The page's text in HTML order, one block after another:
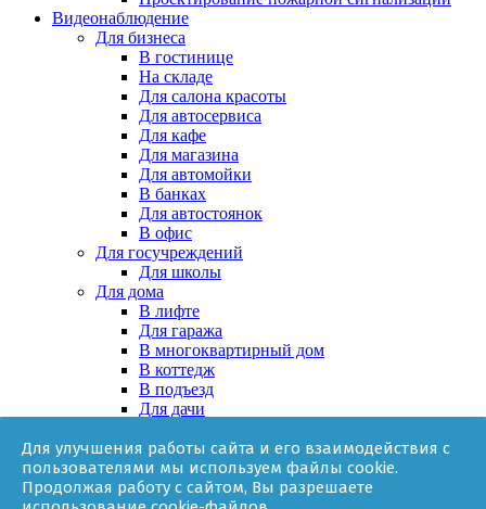
Для улучшения работы сайта и его взаимодействия с
пользователями мы используем файлы cookie.
Продолжая работу с сайтом, Вы разрешаете
Видеонаблюдение
Для бизнеса
В гостинице
На складе
Для салона красоты
Для автосервиса
Для кафе
Для магазина
Для автомойки
В банках
Для автостоянок
В офис
Для госучреждений
Для школы
Для дома
В лифте
Для гаража
В многоквартирный дом
В коттедж
В подъезд
Для дачи
За няней
В квартире
Для ТСЖ